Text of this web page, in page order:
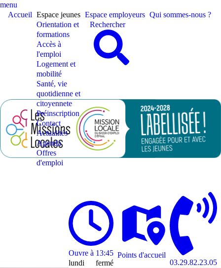
menu
Accueil Espace jeunes
Orientation et
formations
Accès à
l'emploi
Logement et
mobilité
Santé, vie
quotidienne et
citoyennete
Préinscription
Contact
Actualités
Agenda
Offres
d'emploi
Espace employeurs Qui sommes-nous ?
Rechercher
Ouvre à 13:45
lundi
fermé
Points d'accueil
03.29.82.23.05